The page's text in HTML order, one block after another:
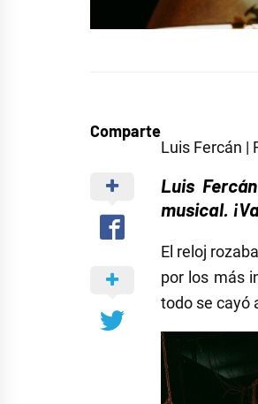
Comparte
Luis Fercán |
Luis
musical.
El reloj
por los más
todo se cayó